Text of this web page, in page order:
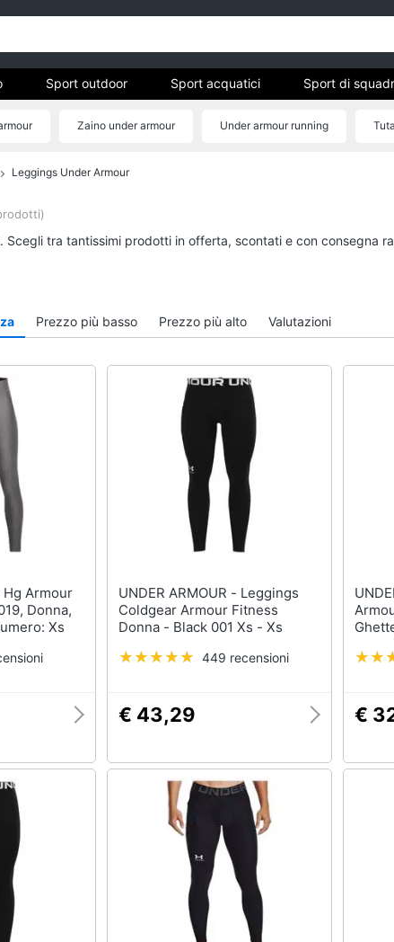
Sport outdoor
Vedi tutti Vedi tutti
Borraccia termica
Sport outdoor Sport acquatici Sport di
Zaino under armour Under armour running
Pantaloncini under armour
Leggings Under Armour
Scegli tra tantissimi prodotti in offerta, scontati e con consegna
Prezzo più basso Prezzo più alto Valutazioni
Donna,
Xs
UNDER ARMOUR - Leggings
Coldgear Armour Fitness
Donna - Black 001 Xs - Xs
449 recensioni
€ 43,29
UNDER
€